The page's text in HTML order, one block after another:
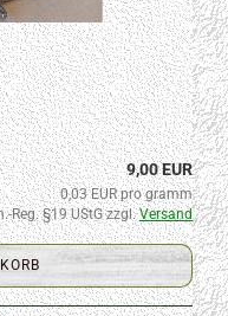
9,00 EUR
0,03 EUR pro gramm
Reg. §19 UStG zzgl.Versand